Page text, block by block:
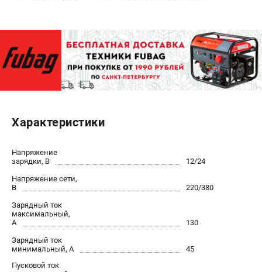
ЭЛЕКТРОСТАНЦИИ
Генераторы бензиновые
Генераторы дизельные
Генераторы инверторные
ПОЛЕЗНЫЕ СТАТЬИ
Как выбрать краскопульт?
Как выбрать мотопомпу?
Как выбрать бензопилу?
Как выбрать компрессор?
Как правильно выбрать генератор?
Как выбрать сварочный аппарат?
СВАРОЧНЫЕ АППАРАТЫ
Характеристики
Напряжение
зарядки, В
12/24
Напряжение сети,
В
220/380
Зарядный ток
максимальный,
А
130
Зарядный ток
минимальный, А
45
Пусковой ток